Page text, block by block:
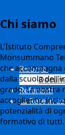
Risorse
Referenti
La Rete in
Chi siamo
L'Istituto
Monsummano
che
dalla scuola
grado. La nostra
accogliente,
potenzialità di
formativo di tutti.